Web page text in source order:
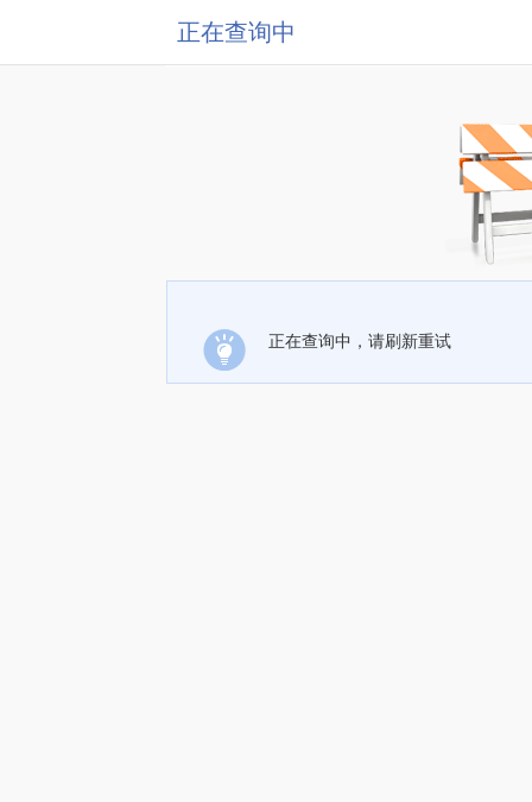
正在查询中
正在查询中，请刷新重试